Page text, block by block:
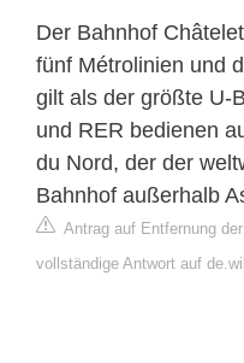
Der Bahnhof
fünf Métrolinien und
gilt als der größte U-
und RER bedienen
du Nord, der der
Bahnhof außerhalb
Antrag auf Entfernung
vollständige Antwort auf